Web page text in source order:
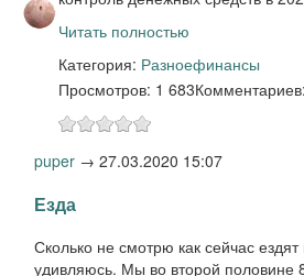
Читать полностью
Категория: Разноефинансы
Просмотров: 1 683Комментариев:
puper → 27.03.2020 15:07
Езда
Сколько не смотрю как сейчас
удивляюсь. Мы во второй половине